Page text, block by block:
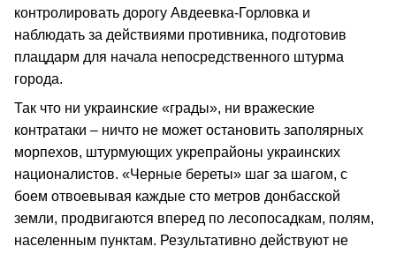
контролировать дорогу Авдеевка-Горловка и
наблюдать за действиями противника, подготовив
плацдарм для начала непосредственного штурма
города.
Так что ни украинские «грады», ни вражеские
контратаки – ничто не может остановить заполярных
морпехов, штурмующих укрепрайоны украинских
националистов. «Черные береты» шаг за шагом, с
боем отвоевывая каждые сто метров донбасской
земли, продвигаются вперед по лесопосадкам, полям,
населенным пунктам. Результативно действуют не